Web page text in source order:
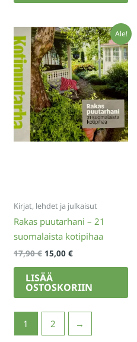
Ale!
Kirjat, lehdet ja julkaisut
Rakas puutarhani – 21
suomalaista kotipihaa
17,90€ Alkuperäinen
oli:
17,90 €.
15,00€Nykyinen
15,00 €.
LISÄÄ
OSTOSKORIIN
1 2 →